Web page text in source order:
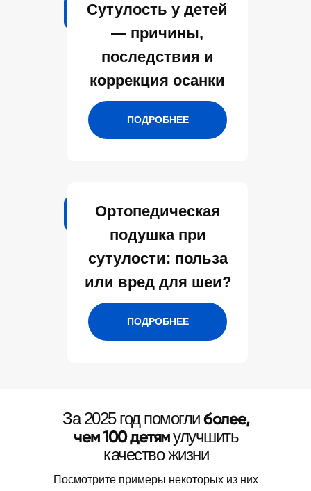
Сутулость у детей
— причины,
последствия и
коррекция осанки
ПОДРОБНЕЕ
Ортопедическая
подушка при
сутулости: польза
или вред для шеи?
ПОДРОБНЕЕ
За 2025 год помоглиболее,
чем 100 детямулучшить
качество жизни
Посмотрите примеры некоторых из них
8 (917) 777-62-03